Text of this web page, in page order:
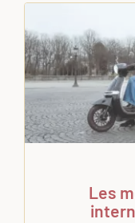
Les